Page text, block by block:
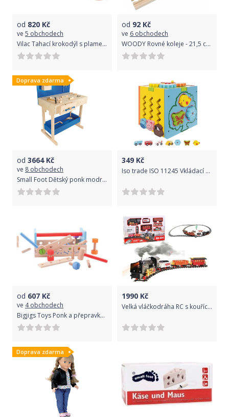
od 820 Kč
ve 5 obchodech
Vilac Tahací krokodýl s plameňákem
od 92 Kč
ve 6 obchodech
WOODY Rovné koleje - 21,5 cm (2 ks)
Doprava zdarma
od 3664Kč
ve 8 obchodech
Small Foot Dětský ponk modrý s příslušenstvím
349 Kč
Iso trade ISO 11245 Vkládací dřevěná kostka edukační 5v1
od 607 Kč
ve 4 obchodech
Bigjigs Toys Ponk a přepravka na nářadí 2v1
1990 Kč
Velká vláčkodráha RC s kouřící lokomotivou
Doprava zdarma